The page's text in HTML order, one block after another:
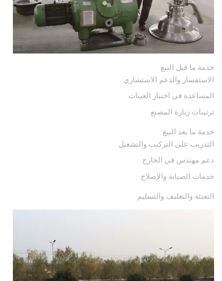
خدمة ما قبل البيع
الاستفسار والدعم الاستشاري
المساعدة في اختبار العينات
ترتيبات زيارة المصنع
خدمة ما بعد البيع
التدريب على التركيب والتشغيل
دعم مهندس في الخارج
خدمات الصيانة والإصلاح
التعبئة والتغليف والتسليم